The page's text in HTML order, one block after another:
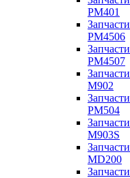
PM401
PM4506
PM4507
M902
PM504
M903S
MD200